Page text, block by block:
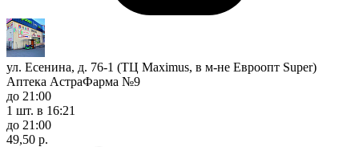
ул. Есенина, д. 76-1 (ТЦ Maximus, в м-не Евроопт Super)
Аптека АстраФарма №9
до 21:00
1 шт. в 16:21
до 21:00
49,50 р.